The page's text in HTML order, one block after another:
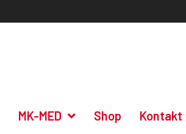
MK-MED Shop Kontakt